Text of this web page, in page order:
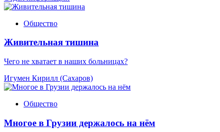
Общество
Живительная тишина
Чего не хватает в наших больницах?
Игумен Кирилл (Сахаров)
Общество
Многое в Грузии держалось на нём